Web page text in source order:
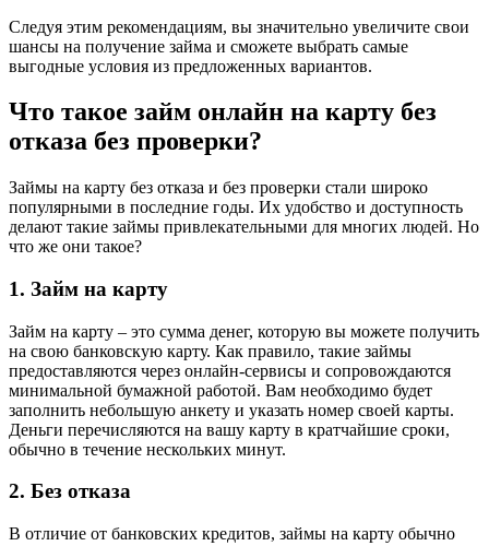
Следуя этим рекомендациям, вы значительно увеличите свои
шансы на получение займа и сможете выбрать самые
выгодные условия из предложенных вариантов.
Что такое займ онлайн на карту без
отказа без проверки?
Займы на карту без отказа и без проверки стали широко
популярными в последние годы. Их удобство и доступность
делают такие займы привлекательными для многих людей. Но
что же они такое?
1. Займ на карту
Займ на карту – это сумма денег, которую вы можете получить
на свою банковскую карту. Как правило, такие займы
предоставляются через онлайн-сервисы и сопровождаются
минимальной бумажной работой. Вам необходимо будет
заполнить небольшую анкету и указать номер своей карты.
Деньги перечисляются на вашу карту в кратчайшие сроки,
обычно в течение нескольких минут.
2. Без отказа
В отличие от банковских кредитов, займы на карту обычно